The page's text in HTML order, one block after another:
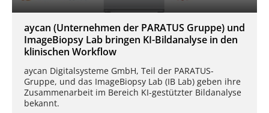
aycan (Unternehmen der PARATUS Gruppe) und
ImageBiopsy Lab bringen KI-Bildanalyse in den
klinischen Workflow
aycan Digitalsysteme GmbH, Teil der PARATUS-
Gruppe, und das ImageBiopsy Lab (IB Lab) geben ihre
Zusammenarbeit im Bereich KI-gestützter Bildanalyse
bekannt.